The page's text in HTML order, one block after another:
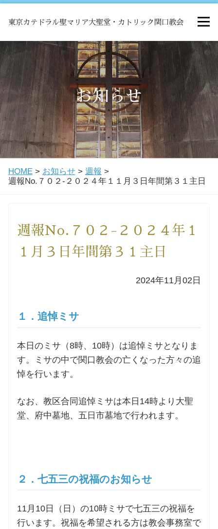
東京カテドラル聖マリア大聖堂・カトリック関口教会
HOME
ミサ
お知らせ
関口教会について
教会学校・中高生会
洗礼を希望される方
森田神父の講座
シスター中島の講座
教区カテキスタの講座
三田助祭の講座
ご利用にあたって
お知らせ
HOME> お知らせ> 週報 >
週報No.７０２-２０２４年１１月３日年間第３１主日
週報No.７０２-２０２４年１
１月３日年間第３１主日
2024年11月02日
１．追悼ミサ
本日のミサ（8時、10時）は追悼ミサとなりま
す。ミサの中で関口教会の亡くなった方々の追
悼を行います。
なお、教区合同追悼ミサは本日14時より大聖
堂、府中墓地、五日市墓地で行われます。
２．七五三の祝福のお知らせ
11月10日（日）の10時ミサで七五三の祝福を
行います。祝福を希望される方は教会事務室で